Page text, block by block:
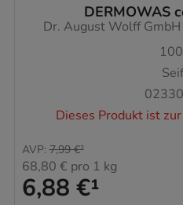
DERMOWAS
Dr. August Wolff
100
Dieses Produkt ist
6,88 €¹
AVP: 7,99 €²
68,80 € pro 1 kg